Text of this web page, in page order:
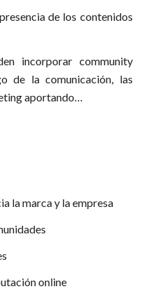
de los contenidos
incorporar community
de la comunicación, las
aportando…
la marca y la empresa
online